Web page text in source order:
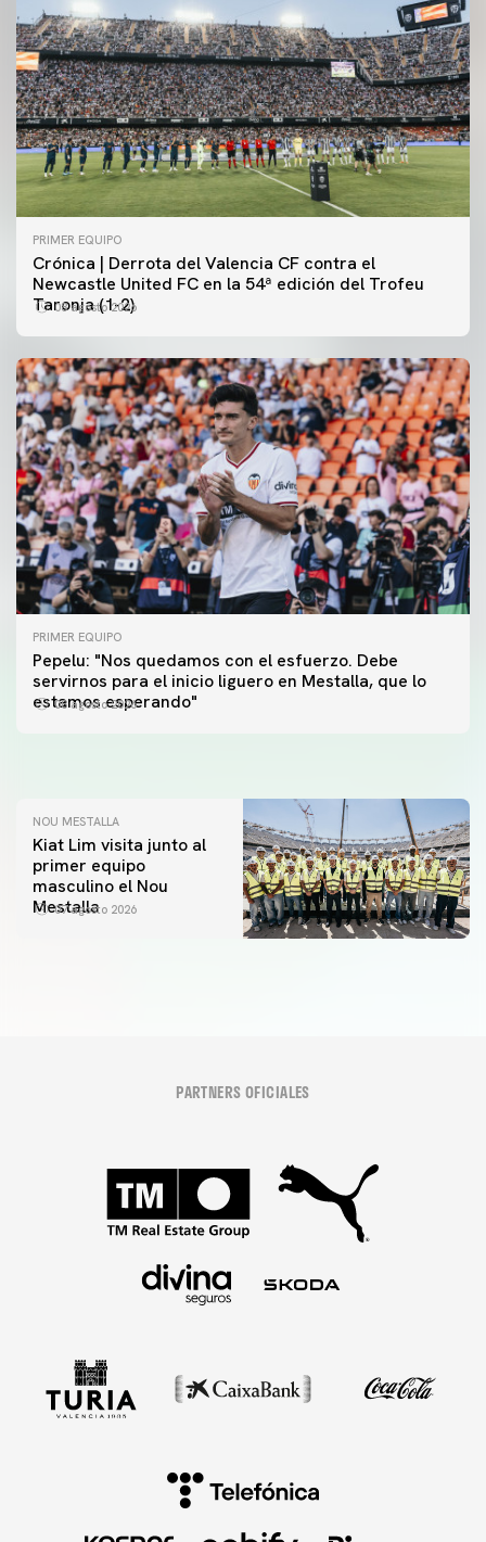
PRIMER EQUIPO
Crónica | Derrota del Valencia CF contra el
Newcastle United FC en la 54ª edición del Trofeu
Taronja (1-2)
08 agosto 2026
PRIMER EQUIPO
Pepelu: "Nos quedamos con el esfuerzo. Debe
servirnos para el inicio liguero en Mestalla, que lo
estamos esperando"
08 agosto 2026
PRIMER EQUIPO
Las fotos del Valencia CF-Newcastle United FC
PRIMER EQUIPO
MESTALLA 📍
NOU MESTALLA
Kiat Lim visita junto al
primer equipo
masculino el Nou
Mestalla
07 agosto 2026
PARTNERS OFICIALES